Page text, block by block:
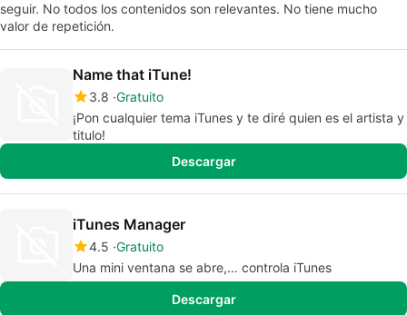
seguir. No todos los contenidos son relevantes. No tiene mucho
valor de repetición.
Name that iTune!
3.8 Gratuito
¡Pon cualquier tema iTunes y te diré quien es el artista y
titulo!
Descargar
iTunes Manager
4.5 Gratuito
Una mini ventana se abre,… controla iTunes
Descargar